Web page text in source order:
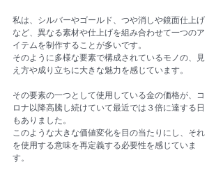
私は、シルバーやゴールド、つや消しや鏡面仕上げ
など、異なる素材や仕上げを組み合わせて一つのア
イテムを制作することが多いです。
そのように多様な要素で構成されているモノの、見
え方や成り立ちに大きな魅力を感じています。
その要素の一つとして使用している金の価格が、コ
ロナ以降高騰し続けていて最近では３倍に達する日
もありました。
このような大きな価値変化を目の当たりにし、それ
を使用する意味を再定義する必要性を感じていま
す。